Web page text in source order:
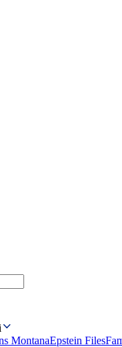
MontanaEpstein Files